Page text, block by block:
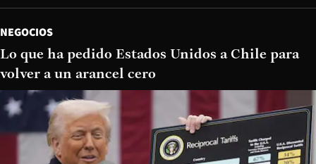
NEGOCIOS
Lo que ha pedido Estados Unidos a Chile para
volver a un arancel cero